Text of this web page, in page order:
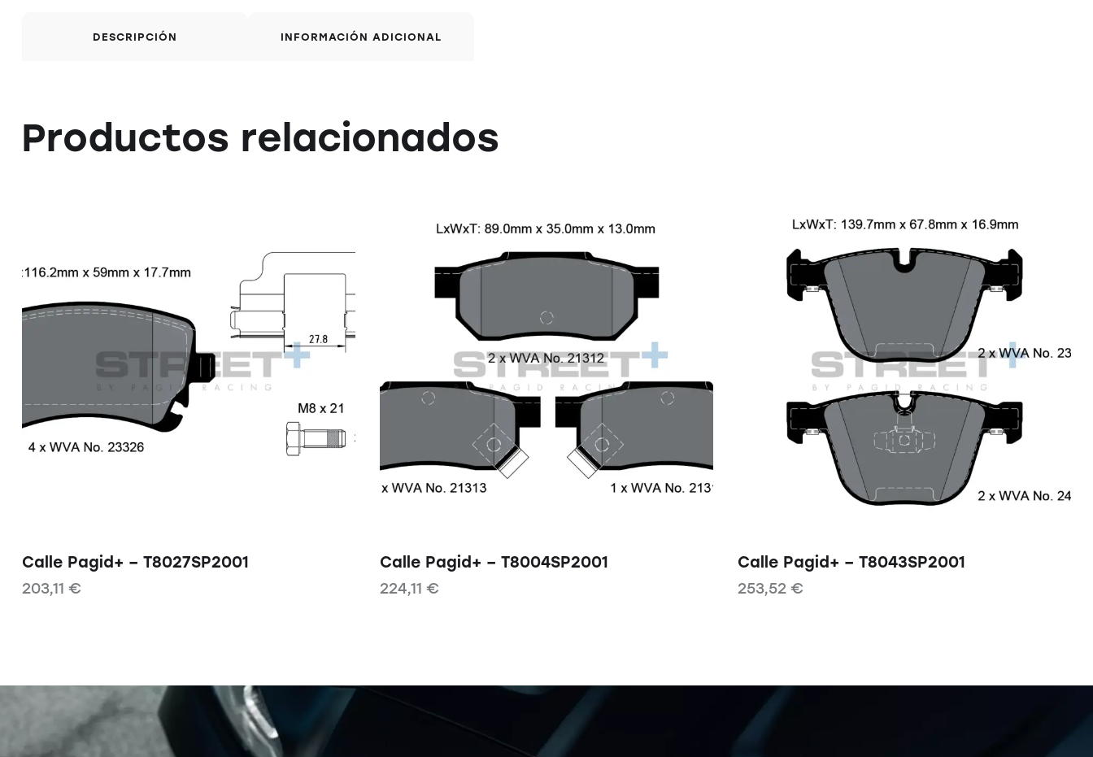
DESCRIPCIÓN INFORMACIÓN ADICIONAL
Productos relacionados
Calle Pagid+ – T8027SP2001
203,11 €
Calle Pagid+ – T8004SP2001
224,11 €
Calle Pagid+ – T8043SP2001
253,52 €